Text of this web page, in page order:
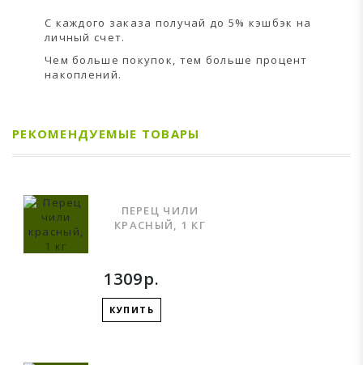
С каждого заказа получай до 5% кэшбэк на
личный счет.
Чем больше покупок, тем больше процент
накоплений.
РЕКОМЕНДУЕМЫЕ ТОВАРЫ
ПЕРЕЦ ЧИЛИ
КРАСНЫЙ, 1 КГ
1309р.
КУПИТЬ